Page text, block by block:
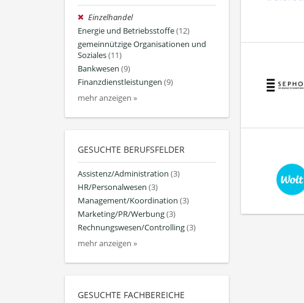
Einzelhandel
Energie und Betriebsstoffe(12)
gemeinnützige Organisationen und
Soziales(11)
Bankwesen (9)
Finanzdienstleistungen (9)
mehr anzeigen »
GESUCHTE BERUFSFELDER
Assistenz/Administration (3)
HR/Personalwesen (3)
Management/Koordination (3)
Marketing/PR/Werbung(3)
Rechnungswesen/Controlling(3)
mehr anzeigen »
GESUCHTE FACHBEREICHE